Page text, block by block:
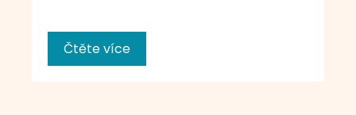
Čtěte více